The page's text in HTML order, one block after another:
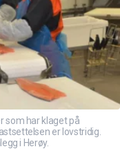
som har klaget på
er lovstridig.
i Herøy.